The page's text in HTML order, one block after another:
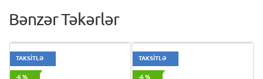
Bənzər Təkərlər
TAKSİTLƏ
-6 %
TAKSİTLƏ
-6 %